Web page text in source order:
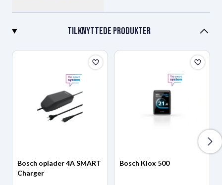
Type Original
Ramme
Teknologi li-ion
EAN Code
Tilknyttede produkter
Bosch oplader 4A SMART
Charger
Bosch Kiox 500